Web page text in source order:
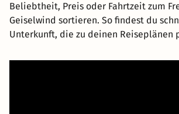
Beliebtheit, Preis oder Fahrtzeit zum
Geiselwind sortieren. So findest du
Unterkunft, die zu deinen Reiseplänen